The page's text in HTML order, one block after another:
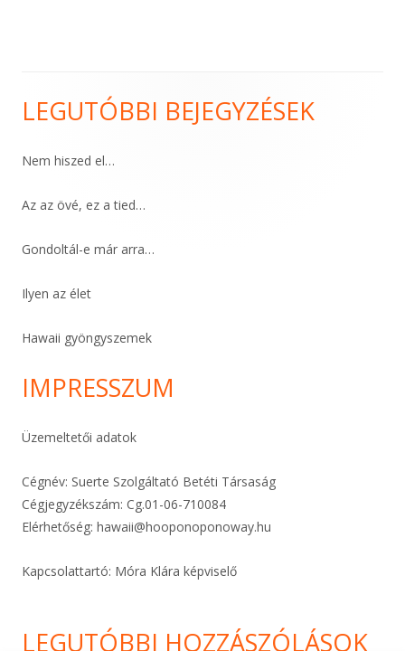
Main
Sidebar
LEGUTÓBBI BEJEGYZÉSEK
Nem hiszed el…
Az az övé, ez a tied…
Gondoltál-e már arra…
Ilyen az élet
Hawaii gyöngyszemek
IMPRESSZUM
Üzemeltetői adatok
Cégnév: Suerte Szolgáltató Betéti Társaság
Cégjegyzékszám: Cg.01-06-710084
Elérhetőség: hawaii@hooponoponoway.hu
Kapcsolattartó: Móra Klára képviselő
LEGUTÓBBI HOZZÁSZÓLÁSOK